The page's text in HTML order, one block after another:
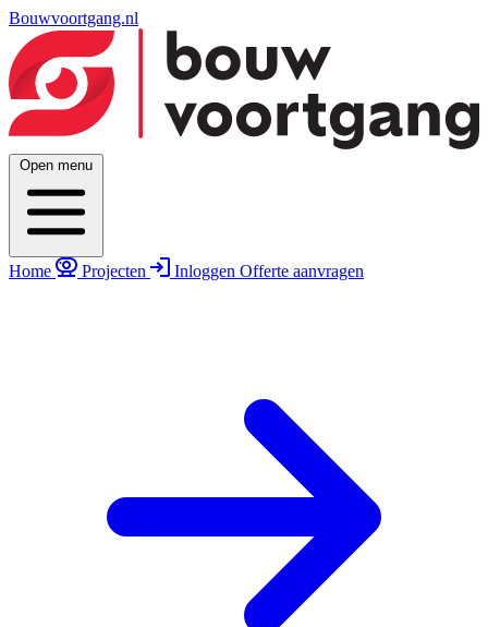
Bouwvoortgang.nl
Open menu
Home Projecten Inloggen Offerte aanvragen